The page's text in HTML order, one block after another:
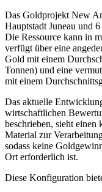
Das Goldprojekt New
Hauptstadt Juneau und
Die Ressource kann in
verfügt über eine
Gold mit einem
Tonnen) und eine
mit einem
Das aktuelle
wirtschaftlichen
beschrieben, sieht einen
Material zur
sodass keine
Ort erforderlich ist.
Diese Konfiguration